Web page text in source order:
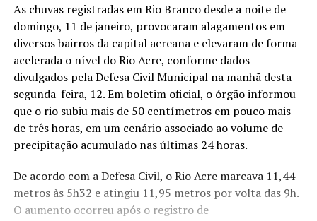
As chuvas registradas em Rio Branco desde a noite de
domingo, 11 de janeiro, provocaram alagamentos em
diversos bairros da capital acreana e elevaram de forma
acelerada o nível do Rio Acre, conforme dados
divulgados pela Defesa Civil Municipal na manhã desta
segunda-feira, 12. Em boletim oficial, o órgão informou
que o rio subiu mais de 50 centímetros em pouco mais
de três horas, em um cenário associado ao volume de
precipitação acumulado nas últimas 24 horas.
De acordo com a Defesa Civil, o Rio Acre marcava 11,44
metros às 5h32 e atingiu 11,95 metros por volta das 9h.
O aumento ocorreu após o registro de